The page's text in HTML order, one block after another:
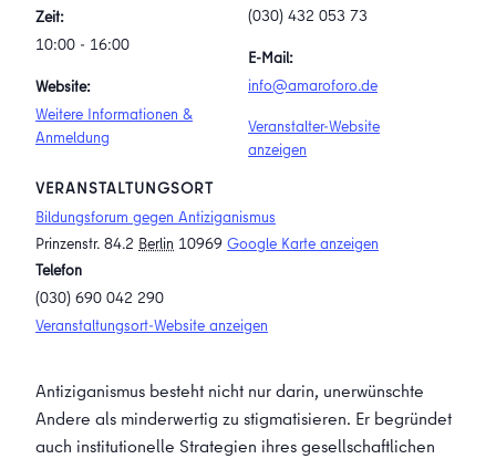
Zeit:
10:00 - 16:00
Website:
Weitere Informationen &
Anmeldung
VERANSTALTUNGSORT
Bildungsforum gegen Antiziganismus
Prinzenstr. 84.2 Berlin 10969 Google Karte anzeigen
Telefon
(030) 690 042 290
Veranstaltungsort-Website anzeigen
(030) 432 053 73
E-Mail:
info@amaroforo.de
Veranstalter-Website
anzeigen
Antiziganismus besteht nicht nur darin, unerwünschte
Andere als minderwertig zu stigmatisieren. Er begründet
auch institutionelle Strategien ihres gesellschaftlichen